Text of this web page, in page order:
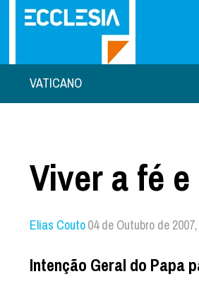
VATICANO
Viver a fé
Elias Couto04 de Outubro de
Intenção Geral do Papa